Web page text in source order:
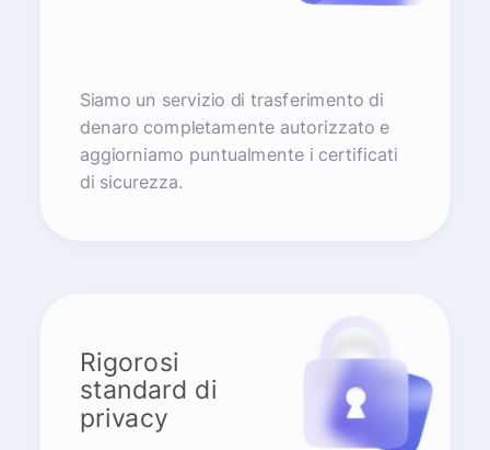
Siamo un servizio di trasferimento di
denaro completamente autorizzato e
aggiorniamo puntualmente i certificati
di sicurezza.
Rigorosi
standard di
privacy